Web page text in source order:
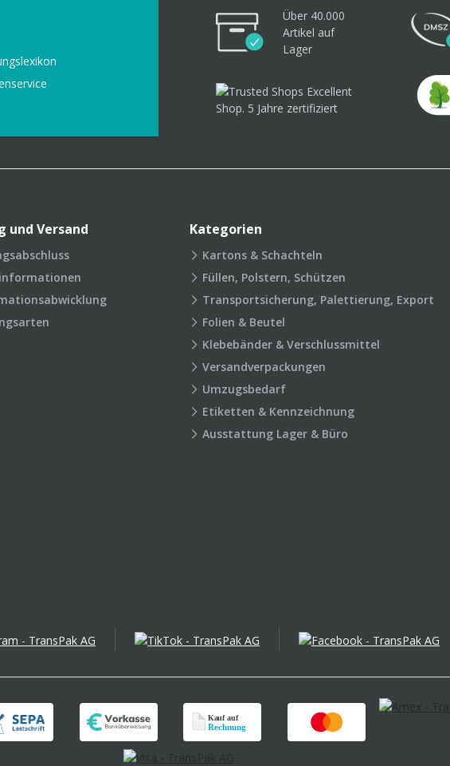
Über 40.000
Artikel auf
Lager
und Versand Kategorien
Kartons & Schachteln
Füllen, Polstern, Schützen
Transportsicherung, Palettierung, Export
Folien & Beutel
Klebebänder & Verschlussmittel
Versandverpackungen
Umzugsbedarf
Etiketten & Kennzeichnung
Ausstattung Lager & Büro